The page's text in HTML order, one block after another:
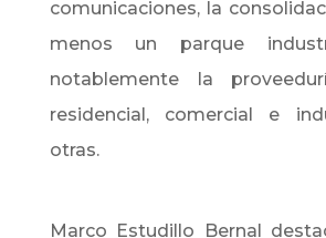
comunicaciones, la
menos un parque
notablemente la
residencial, comercial e
otras.
Marco Estudillo Bernal